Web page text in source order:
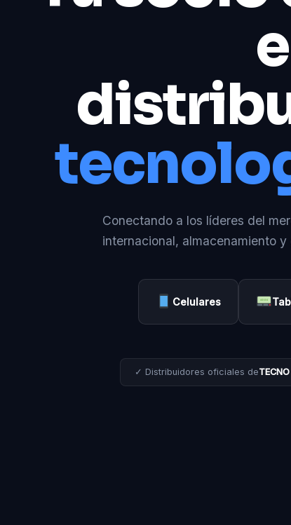
Conectando a los líderes del
internacional, almacenamiento
Celulares
✓ Distribuidores oficiales de